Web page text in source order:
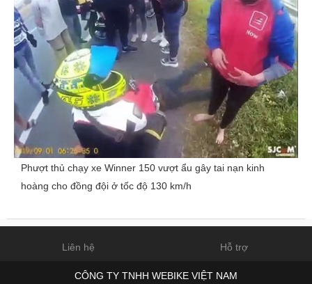
Phượt thủ chạy xe Winner 150 vượt ẩu gây tai nạn kinh
hoàng cho đồng đội ở tốc độ 130 km/h
Liên hệ Hỗ trợ
CÔNG TY TNHH WEBIKE VIỆT NAM